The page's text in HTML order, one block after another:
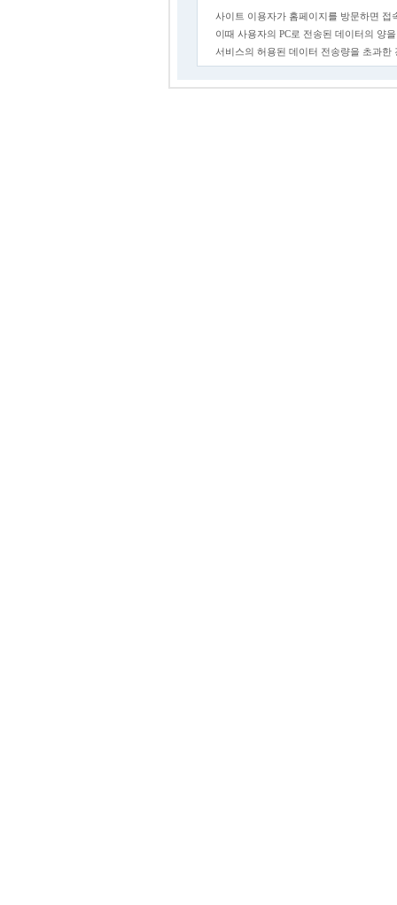
사이트 이용자가 홈페이지를 방문하면 접
이때 사용자의 PC로 전송된 데이터의 양
서비스의 허용된 데이터 전송량을 초과